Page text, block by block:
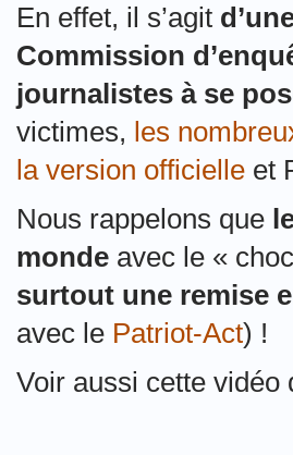
En effet, il s’agit
Commission
journalistes à se
victimes, les
la version officielle et
Nous rappelons que
monde avec le «
surtout une remise
avec le Patriot-Act) !
Voir aussi cette